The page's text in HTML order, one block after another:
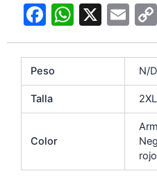
F
a
c
e
b
o
k
W
h
at
s
X
E
m
ai
l
Peso N/D
Talla
Color